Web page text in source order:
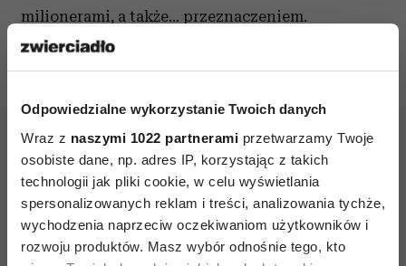
Odpowiedzialne wykorzystanie Twoich danych
Wraz z naszymi 1022 partnerami przetwarzamy Twoje
osobiste dane, np. adres IP, korzystając z takich
technologii jak pliki cookie, w celu wyświetlania
spersonalizowanych reklam i treści, analizowania tychże,
wychodzenia naprzeciw oczekiwaniom użytkowników i
rozwoju produktów. Masz wybór odnośnie tego, kto
milionerami, a także… przeznaczeniem.
Mamy też coś z gatunku podróżnej apteczki:
samolot się spóźnił, dopadła choroba, czas
przeciekał przez ręce… I jeszcze rada dla
wszystkich, którzy wyjeżdżają – spodziewajcie
się najlepszego (o tym zresztą też piszemy)!